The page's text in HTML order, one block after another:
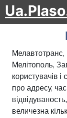
Мелавтотранс,
Мелітополь,
користувачів і
про адресу,
величезна